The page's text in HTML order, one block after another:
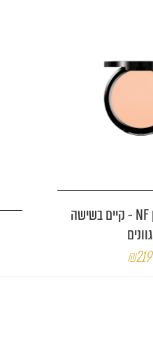
מייק אפ מזין NF - קיים בשישה
גוונים
₪219